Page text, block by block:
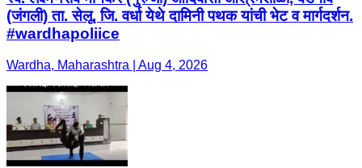
(जंगली) ता. सेलू, जि. वर्धा येथे दामिनी पथक यांची भेट व मार्गदर्शन.
#wardhapoliice
Wardha, Maharashtra | Aug 4, 2026